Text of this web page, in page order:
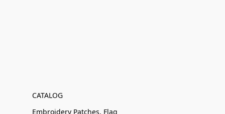
CATALOG
Embroidery Patches. Flag